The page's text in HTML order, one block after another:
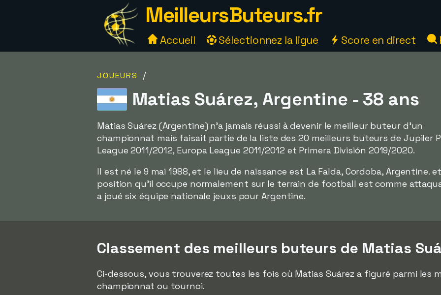
MeilleursButeurs.fr
Accueil Sélectionnez la ligue Score en direct
JOUEURS /
Matias Suárez, Argentine - 38 ans
Matias Suárez (Argentine) n'a jamais réussi à devenir le meilleur buteur d'un
championnat mais faisait partie de la liste des 20 meilleurs buteurs de Jupiler
League 2011/2012, Europa League 2011/2012 et Primera División 2019/2020.
Il est né le 9 mai 1988, et le lieu de naissance est La Falda, Cordoba, Argentine.
position qu'il occupe normalement sur le terrain de football est comme
a joué six équipe nationale jeuxs pour Argentine.
Classement des meilleurs buteurs de Matias
Ci-dessous, vous trouverez toutes les fois où Matias Suárez a figuré parmi les
championnat ou tournoi.